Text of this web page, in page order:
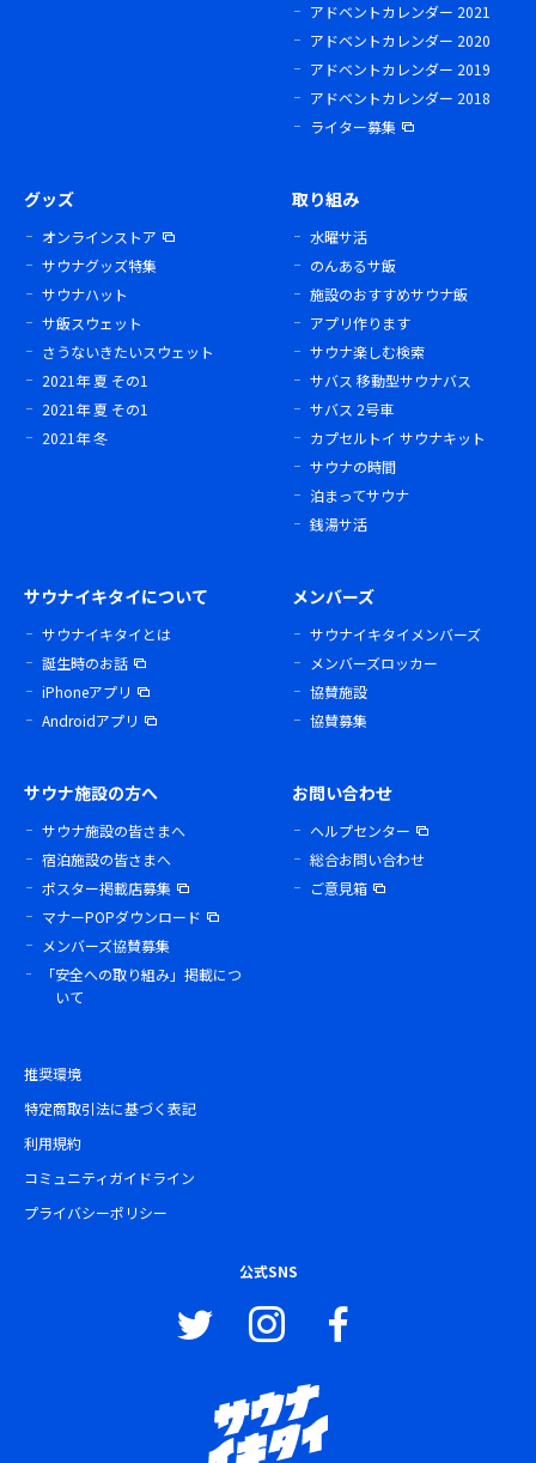
アドベントカレンダー 2021
アドベントカレンダー 2020
アドベントカレンダー 2019
アドベントカレンダー 2018
ライター募集
グッズ
オンラインストア
サウナグッズ特集
サウナハット
サ飯スウェット
さうないきたいスウェット
2021年 夏 その1
2021年 夏 その1
2021年 冬
取り組み
水曜サ活
のんあるサ飯
施設のおすすめサウナ飯
アプリ作ります
サウナ楽しむ検索
サバス 移動型サウナバス
サバス 2号車
カプセルトイ サウナキット
サウナの時間
泊まってサウナ
銭湯サ活
サウナイキタイについて
サウナイキタイとは
誕生時のお話
iPhoneアプリ
Androidアプリ
メンバーズ
サウナイキタイメンバーズ
メンバーズロッカー
協賛施設
協賛募集
サウナ施設の方へ
サウナ施設の皆さまへ
宿泊施設の皆さまへ
ポスター掲載店募集
マナーPOPダウンロード
メンバーズ協賛募集
「安全への取り組み」掲載につ
いて
お問い合わせ
ヘルプセンター
総合お問い合わせ
ご意見箱
推奨環境
特定商取引法に基づく表記
利用規約
コミュニティガイドライン
プライバシーポリシー
公式SNS